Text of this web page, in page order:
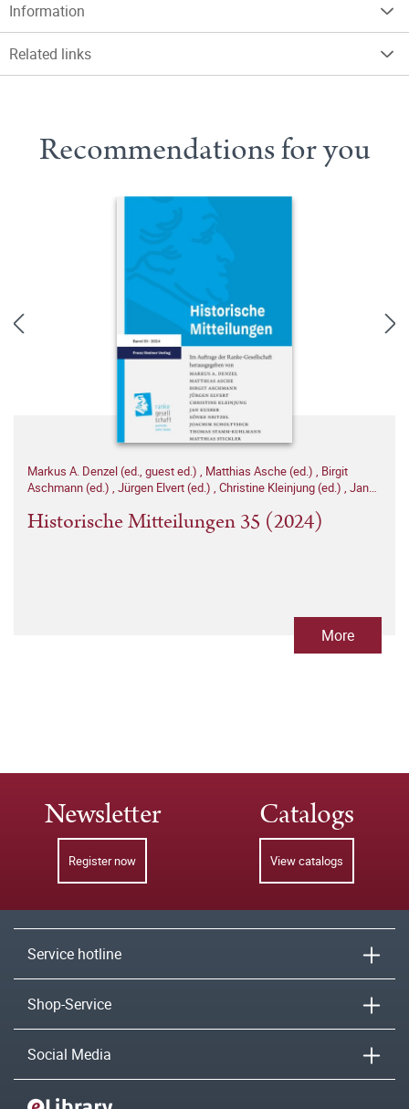
Information
Related links
Recommendations for you
Markus A. Denzel (ed., guest ed.) , Matthias Asche (ed.) , Birgit
Aschmann (ed.) , Jürgen Elvert (ed.) , Christine Kleinjung (ed.) , Jan
Thomas Stamm-Kuhlmann (ed.),Matthias Stickler (ed.)
Historische Mitteilungen 35 (2024)
More
Newsletter
Register now
Catalogs
View catalogs
Service hotline
Shop-Service
Social Media